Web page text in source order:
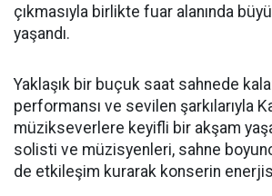
çıkmasıyla birlikte fuar alanında
yaşandı.
Yaklaşık bir buçuk saat sahnede
performansı ve sevilen şarkılarıyla
müzikseverlere keyifli bir akşam
solisti ve müzisyenleri, sahne
de etkileşim kurarak konserin